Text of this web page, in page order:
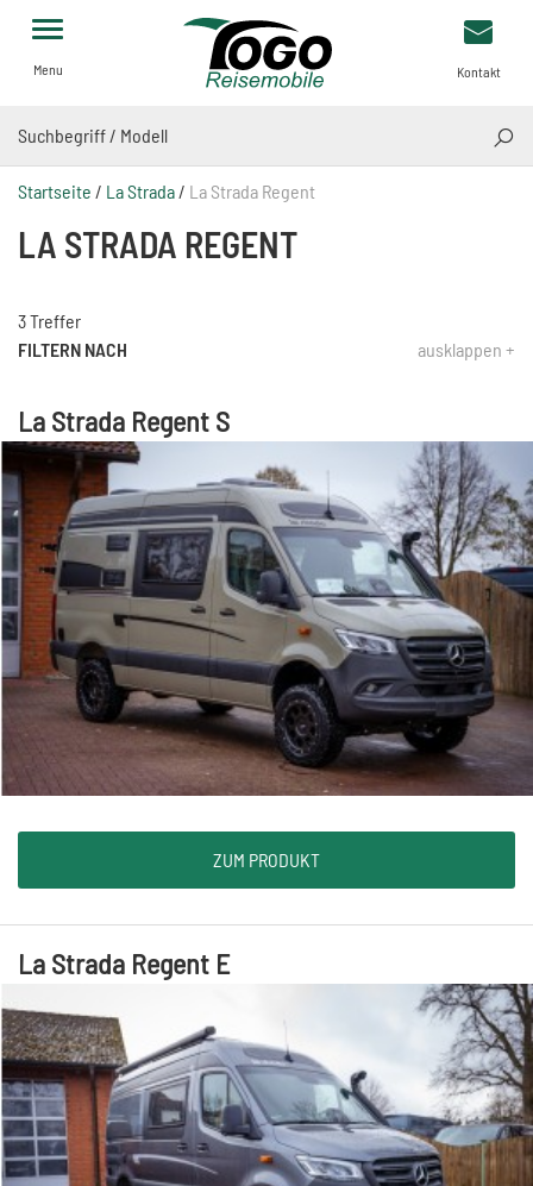
Menu Kontakt
Startseite / La Strada/ La Strada Regent
LA STRADA REGENT
FILTERN NACH ausklappen +
3 Treffer
La Strada Regent S
ZUM PRODUKT
La Strada Regent E